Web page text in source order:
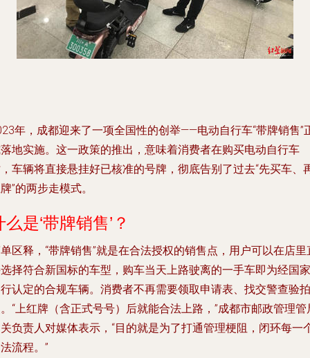
年，成都迎来了一项全国性的创举——电动自行车“带牌销售”
地实施。这一政策的推出，意味着消费者在购买电动自行车
车辆将直接悬挂好已核准的号牌，彻底告别了过去“先买车、
”的两步走模式。
么是‘带牌销售’？
区释，“带牌销售”就是在合法授权的销售点，用户可以在店里
择符合新国标的车型，购车当天上路驶离的一手车即为经国家
认定的合规车辆。消费者不再需要领取申请表、找交警查验拍
“上红牌（含正式号号）后就能合法上路，”成都市邮政管理管
负责人对媒体表示，“目的就是为了打通管理梗阻，闭环每一
流程。”